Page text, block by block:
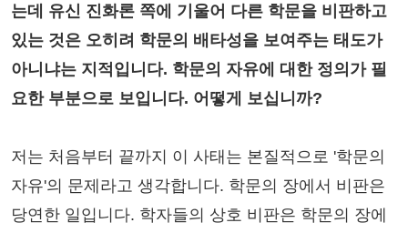
는데 유신 진화론 쪽에 기울어 다른 학문을 비판하고
있는 것은 오히려 학문의 배타성을 보여주는 태도가
아니냐는 지적입니다. 학문의 자유에 대한 정의가 필
요한 부분으로 보입니다. 어떻게 보십니까?
저는 처음부터 끝까지 이 사태는 본질적으로 '학문의
자유'의 문제라고 생각합니다. 학문의 장에서 비판은
당연한 일입니다. 학자들의 상호 비판은 학문의 장에